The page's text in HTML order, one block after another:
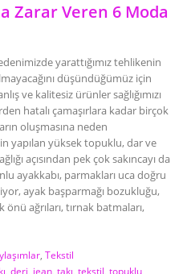
Zarar Veren 6 Moda
yarattığımız tehlikenin
düşündüğümüz için
ve kalitesiz ürünler sağlığımızı
hatalı çamaşırlara kadar birçok
oluşmasına neden
yapılan yüksek topuklu, dar ve
açısından pek çok sakıncayı da
ayakkabı, parmakları uca doğru
ayak başparmağı bozukluğu,
önü ağrıları, tırnak batmaları,
,Tekstil
deri jean, takı tekstil topuklu